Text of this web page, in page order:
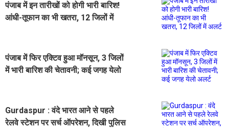
पंजाब में इन तारीखों को होगी भारी बारिश!
आंधी-तूफान का भी खतरा, 12 जिलों में
पंजाब में फिर एक्टिव हुआ मॉनसून, 3 जिलों
में भारी बारिश की चेतावनी; कई जगह येलो
Gurdaspur : वंदे भारत आने से पहले
रेलवे स्टेशन पर सर्च ऑपरेशन, दिखी पुलिस